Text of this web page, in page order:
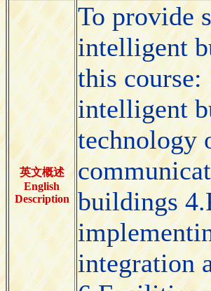
英文概述
English
Description
To provide
intelligent
this
intelligent
technology
buildings
integration